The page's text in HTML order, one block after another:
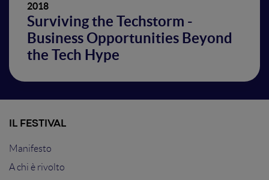
2018
Surviving the Techstorm -
Business Opportunities Beyond
the Tech Hype
IL FESTIVAL
Manifesto
A chi è rivolto